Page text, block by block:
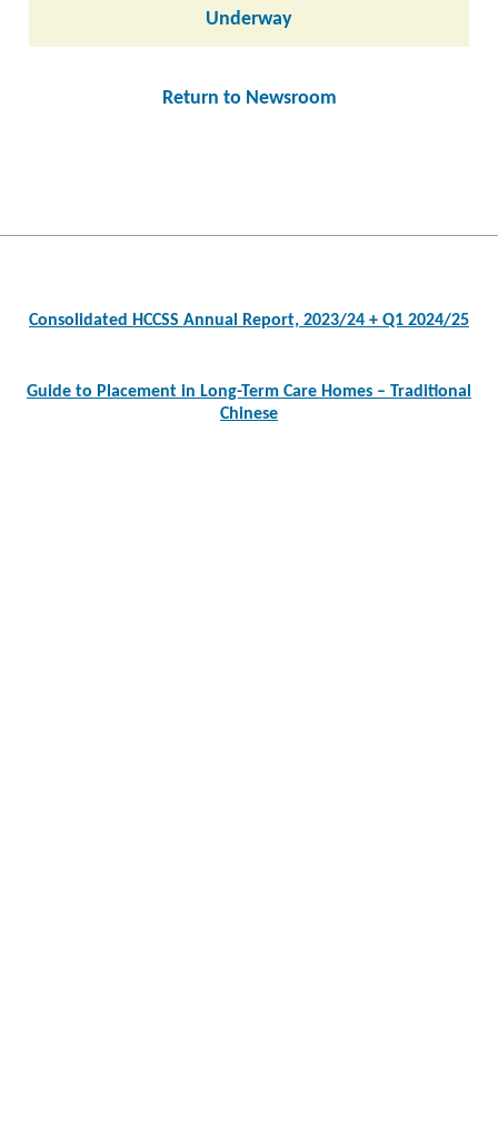
Underway
Return to Newsroom
Consolidated HCCSS Annual Report, 2023/24 + Q1 2024/25
Guide to Placement in Long-Term Care Homes – Traditional
Chinese